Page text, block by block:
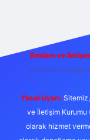
Reklam ve
Yasal Uyarı:
ve İletişim Kurumu
olarak hizmet